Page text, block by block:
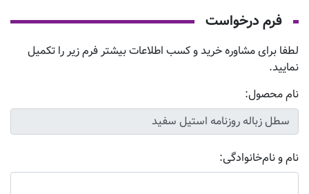
فرم درخواست
لطفا برای مشاوره خرید و کسب اطلاعات بیشتر فرم زیر را تکمیل
نمایید.
نام محصول:
نام و نام‌خانوادگی: